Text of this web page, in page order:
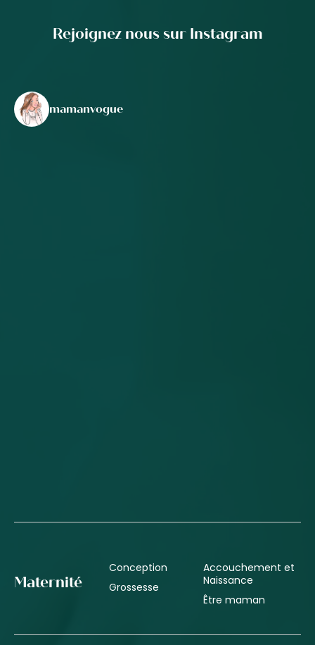
Rejoignez nous sur Instagram
mamanvogue
Maternité
Conception
Grossesse
Accouchement et
Naissance
Être maman